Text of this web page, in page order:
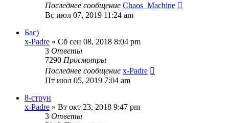
Последнее сообщение Chaos_Machine
Вс июл 07, 2019 11:24 am
Бас)
x-Padre » Сб сен 08, 2018 8:04 pm
3 Ответы
7290 Просмотры
Последнее сообщение x-Padre
Пт июл 05, 2019 7:04 am
8-струн
x-Padre » Вт окт 23, 2018 9:47 pm
3 Ответы